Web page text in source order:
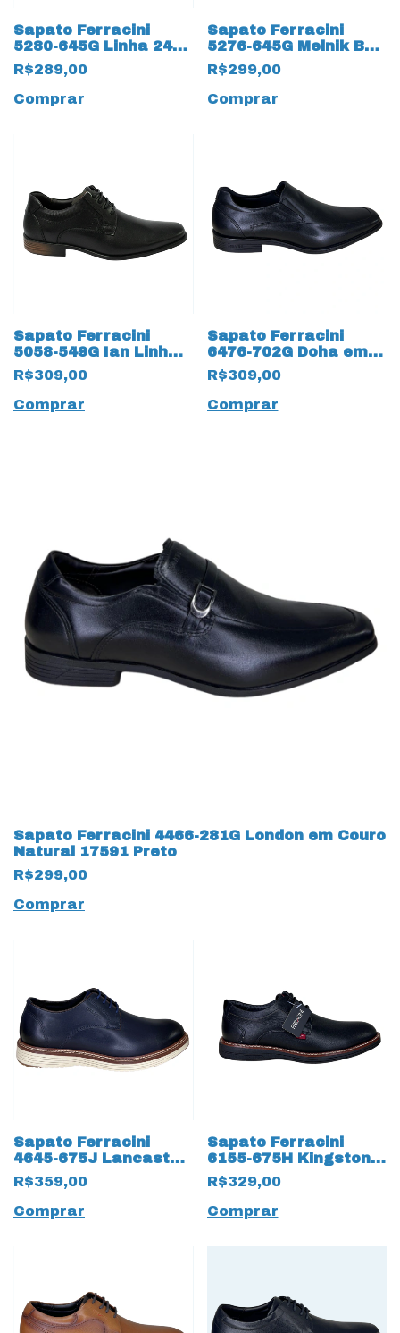
Sapato Ferracini
5280-645G Linha 24h
em Couro Natural
13855 Sem cadarços
R$289,00
Comprar
Sapato Ferracini
5276-645G Melnik BA
Couro Natural Linha
24h 13854 com
Elástico
R$299,00
Comprar
Sapato Ferracini
5058-549G Ian Linha
24h em 13793 Couro
Natural
R$309,00
Comprar
Sapato Ferracini
6476-702G Doha em
Couro Natural 17658
Preto
R$309,00
Comprar
Sapato Ferracini 4466-281G London em Couro
Natural 17591 Preto
R$299,00
Comprar
Sapato Ferracini
4645-675J Lancaster
em Couro Natural
17590 Navy
R$359,00
Comprar
Sapato Ferracini
6155-675H Kingston
Couro Natural 17590
Preto
R$329,00
Comprar